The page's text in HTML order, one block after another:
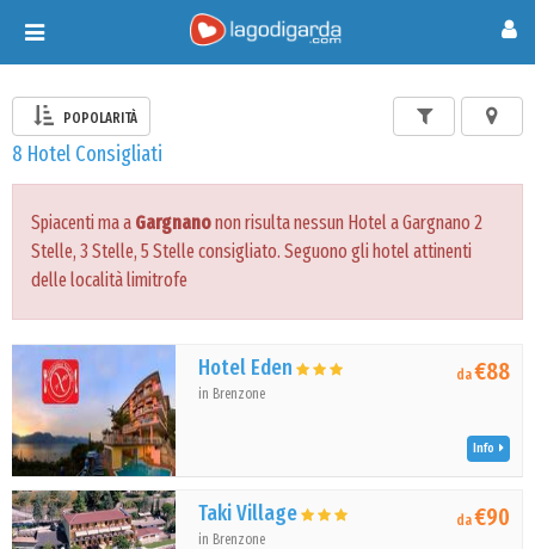
Toggle
navigation
POPOLARITÀ
8 Hotel Consigliati
Spiacenti ma a Gargnanonon risulta nessun Hotel a Gargnano 2
Stelle, 3 Stelle, 5 Stelle consigliato. Seguono gli hotel attinenti
delle località limitrofe
Hotel Eden
in Brenzone
da€88
Info
Taki Village
in Brenzone
da€90